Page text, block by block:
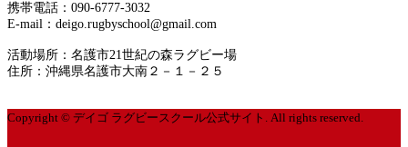
2020年4月
2020年3月
携帯電話：090-6777-3032
E-mail：deigo.rugbyschool@gmail.com
活動場所：名護市21世紀の森ラグビー場
住所：沖縄県名護市大南２－１－２５
Copyright © デイゴ ラグビースクール公式サイト. All rights reserved.